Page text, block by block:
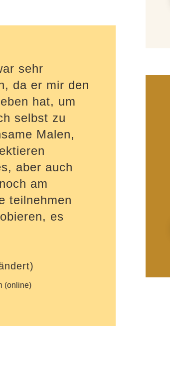
sehr
da er mir den
hat, um
selbst zu
Malen,
aber auch
am
teilnehmen
es
(online)